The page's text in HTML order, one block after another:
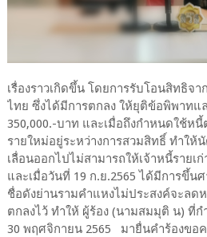
เรื่องราวเกิดขึ้น โดยการรับโอนสิทธิจ
ไทย ซึ่งได้มีการตกลง ให้ยุติข้อพิพาทแ
350,000.-บาท และเมื่อถึงกำหนดใช้ห
รายใหม่อยู่ระหว่างการสวมสิทธิ์ ทำให้
เลื่อนออกไปไม่สามารถให้เจ้าหนี้รายเ
และเมื่อวันที่ 19 ก.ย.2565 ได้มีการขึ้น
ชื่อดังย่านรามคำแหงไม่ประสงค์จะลด
ตกลงไว้ ทำให้ ผู้ร้อง (นามสมมุติ น) ที่
30 พฤศจิกายน 2565 มายื่นคำร้องขอ